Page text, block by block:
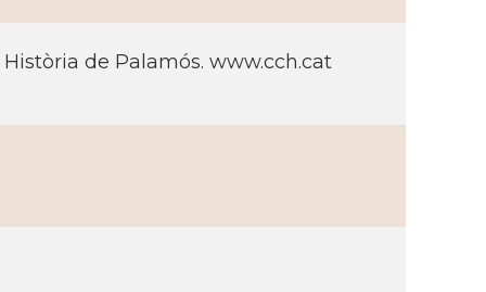
de Palamós. www.cch.cat